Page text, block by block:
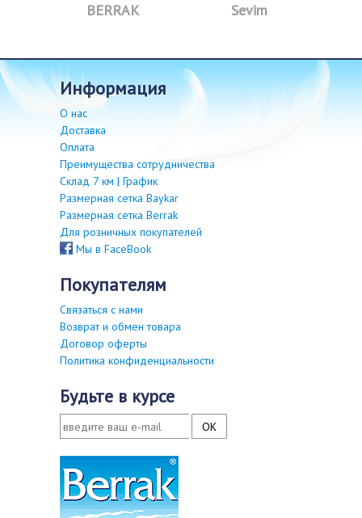
BERRAK Sevim
информация
О нас
Доставка
Оплата
Преимущества сотрудничества
Склад 7 км | График
Размерная сетка Baykar
Размерная сетка Berrak
Для розничных покупателей
Мы в FaceBook
покупателям
Связаться с нами
Возврат и обмен товара
Договор оферты
Политика конфиденциальности
будьте в курсе